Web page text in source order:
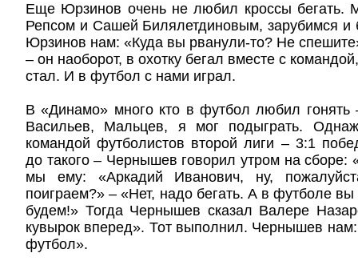
Еще Юрзинов очень не любил кроссы
Репсом и Сашей Билялетдиновым, зарубимся и
Юрзинов нам: «Куда вы рванули-то? Не
– он наоборот, в охотку бегал вместе с
стал. И в футбол с нами играл.
В «Динамо» много кто в футбол любил
Васильев, Мальцев, я мог подыграть.
командой футболистов второй лиги – 3:1
до такого – Чернышев говорил утром на сборе:
мы ему: «Аркадий Иванович, ну,
поиграем?» – «Нет, надо бегать. А в футболе вы
будем!» Тогда Чернышев сказал Валере
кувырок вперед». Тот выполнил. Чернышев
футбол».